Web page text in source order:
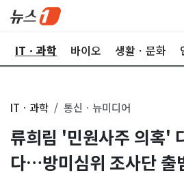
ITㆍ과학 바이오 생활ㆍ문화
ITㆍ과학 통신ㆍ뉴미디어
류희림 '민원사주 의혹'
다…방미심위 조사단 출